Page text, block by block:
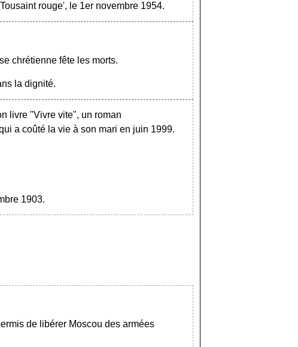
rouge', le 1er novembre 1954.
chrétienne fête les morts.
la dignité.
livre "Vivre vite", un roman
a coûté la vie à son mari en juin 1999.
1903.
de libérer Moscou des armées